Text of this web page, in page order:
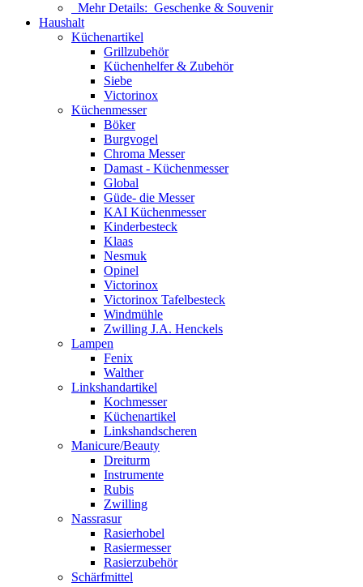
Mehr Details: Geschenke & Souvenir
Haushalt
Küchenartikel
Grillzubehör
Küchenhelfer & Zubehör
Siebe
Victorinox
Küchenmesser
Böker
Burgvogel
Chroma Messer
Damast - Küchenmesser
Global
Güde- die Messer
KAI Küchenmesser
Kinderbesteck
Klaas
Nesmuk
Opinel
Victorinox
Victorinox Tafelbesteck
Windmühle
Zwilling J.A. Henckels
Lampen
Fenix
Walther
Linkshandartikel
Kochmesser
Küchenartikel
Linkshandscheren
Manicure/Beauty
Dreiturm
Instrumente
Rubis
Zwilling
Nassrasur
Rasierhobel
Rasiermesser
Rasierzubehör
Schärfmittel